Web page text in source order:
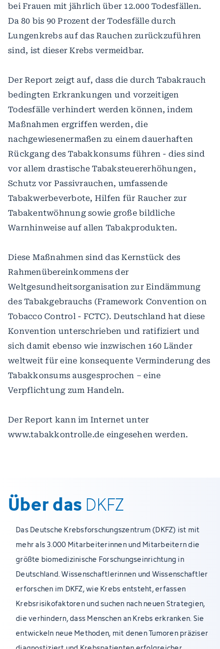
bei Frauen mit jährlich über 12.000 Todesfällen.
Da 80 bis 90 Prozent der Todesfälle durch
Lungenkrebs auf das Rauchen zurückzuführen
sind, ist dieser Krebs vermeidbar.
Der Report zeigt auf, dass die durch Tabakrauch
bedingten Erkrankungen und vorzeitigen
Todesfälle verhindert werden können, indem
Maßnahmen ergriffen werden, die
nachgewiesenermaßen zu einem dauerhaften
Rückgang des Tabakkonsums führen - dies sind
vor allem drastische Tabaksteuererhöhungen,
Schutz vor Passivrauchen, umfassende
Tabakwerbeverbote, Hilfen für Raucher zur
Tabakentwöhnung sowie große bildliche
Warnhinweise auf allen Tabakprodukten.
Diese Maßnahmen sind das Kernstück des
Rahmenübereinkommens der
Weltgesundheitsorganisation zur Eindämmung
des Tabakgebrauchs (Framework Convention on
Tobacco Control - FCTC). Deutschland hat diese
Konvention unterschrieben und ratifiziert und
sich damit ebenso wie inzwischen 160 Länder
weltweit für eine konsequente Verminderung des
Tabakkonsums ausgesprochen – eine
Verpflichtung zum Handeln.
Der Report kann im Internet unter
www.tabakkontrolle.de eingesehen werden.
Über das DKFZ
Das Deutsche Krebsforschungszentrum (DKFZ) ist mit
mehr als 3.000 Mitarbeiterinnen und Mitarbeitern die
größte biomedizinische Forschungseinrichtung in
Deutschland. Wissenschaftlerinnen und Wissenschaftler
erforschen im DKFZ, wie Krebs entsteht, erfassen
Krebsrisikofaktoren und suchen nach neuen Strategien,
die verhindern, dass Menschen an Krebs erkranken. Sie
entwickeln neue Methoden, mit denen Tumoren präziser